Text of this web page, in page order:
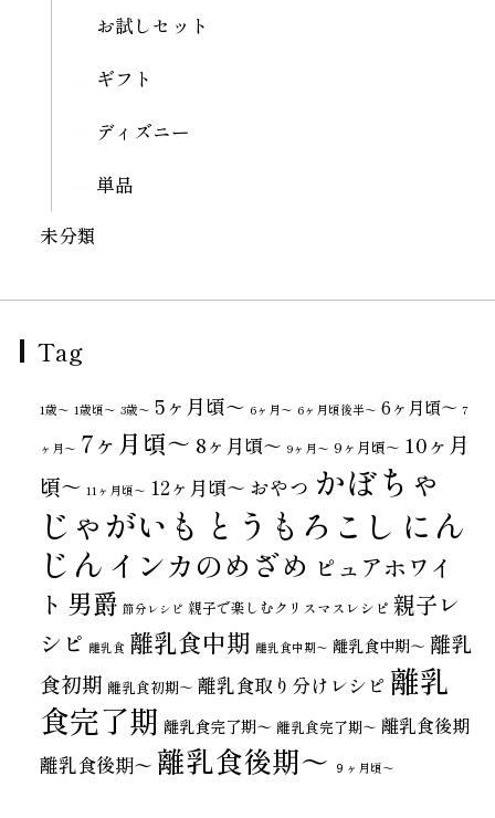
お試しセット
ギフト
ディズニー
単品
未分類
Tag
1歳〜 1歳頃～ 3歳〜 5ヶ月頃～ 6ヶ月〜 6ヶ月頃後半～ 6ヶ月頃～ 7
ヶ月〜 7ヶ月頃～ 8ヶ月頃～ 9ヶ月〜 9ヶ月頃～ 10ヶ月
頃～ 11ヶ月頃～ 12ヶ月頃～ おやつ かぼちゃ
じゃがいも とうもろこし にん
じん インカのめざめ ピュアホワイ
ト 男爵 節分レシピ 親子で楽しむクリスマスレシピ 親子レ
シピ 離乳食 離乳食中期 離乳食中期〜 離乳食中期～ 離乳
食初期 離乳食初期～ 離乳食取り分けレシピ 離乳
食完了期 離乳食完了期〜 離乳食完了期～ 離乳食後期
離乳食後期〜 離乳食後期～ ９ヶ月頃～